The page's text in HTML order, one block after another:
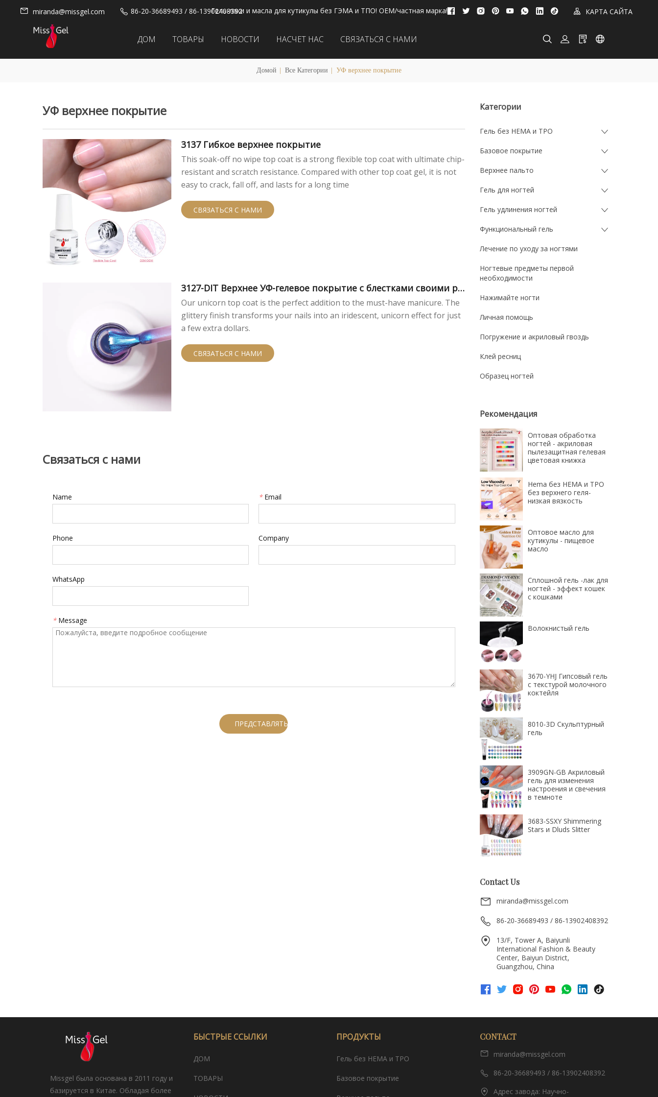
miranda@missgel.com 86-20-36689493 / 86-13902408392Гель-лаки и масла для кутикулы без ГЭМА и ТПО! OEM/частная марка! КАРТА САЙТА
ДОМ ТОВАРЫ НОВОСТИ НАСЧЕТ НАС СВЯЗАТЬСЯ С НАМИ
Домой Все Категории УФ верхнее покрытие
УФ верхнее покрытие
3137 Гибкое верхнее покрытие
This soak-off no wipe top coat is a strong flexible top coat with ultimate chip-
resistant and scratch resistance. Compared with other top coat gel, it is not
easy to crack, fall off, and lasts for a long time
СВЯЗАТЬСЯ С НАМИ
3127-DIT Верхнее УФ-гелевое покрытие с блестками своими ру
ками
Our unicorn top coat is the perfect addition to the must-have manicure. The
glittery finish transforms your nails into an iridescent, unicorn effect for just
a few extra dollars.
СВЯЗАТЬСЯ С НАМИ
Связаться с нами
Name * Email
Phone Company
WhatsApp
* Message
ПРЕДСТАВЛЯТЬ НА РАССМОТРЕНИЕ
Категории
Гель без HEMA и TPO
Базовое покрытие
Верхнее пальто
Гель для ногтей
Гель удлинения ногтей
Функциональный гель
Лечение по уходу за ногтями
Ногтевые предметы первой
необходимости
Нажимайте ногти
Личная помощь
Погружение и акриловый гвоздь
Клей ресниц
Образец ногтей
Рекомендация
Оптовая обработка
ногтей - акриловая
пылезащитная гелевая
цветовая книжка
Hema без HEMA и TPO
без верхнего геля-
низкая вязкость
Оптовое масло для
кутикулы - пищевое
масло
Сплошной гель -лак для
ногтей - эффект кошек
с кошками
Волокнистый гель
3670-YHJ Гипсовый гель
с текстурой молочного
коктейля
8010-3D Скульптурный
гель
3909GN-GB Акриловый
гель для изменения
настроения и свечения
в темноте
3683-SSXY Shimmering
Stars и Dluds Slitter
Contact Us
miranda@missgel.com
86-20-36689493 / 86-13902408392
13/F, Tower A, Baiyunli
International Fashion & Beauty
Center, Baiyun District,
Guangzhou, China
Missgel была основана в 2011 году и
базируется в Китае. Обладая более
БЫСТРЫЕ ССЫЛКИ
ДОМ
ТОВАРЫ
ПРОДУКТЫ
Гель без HEMA и TPO
Базовое покрытие
CONTACT
miranda@missgel.com
86-20-36689493 / 86-13902408392
Адрес завода: Научно-